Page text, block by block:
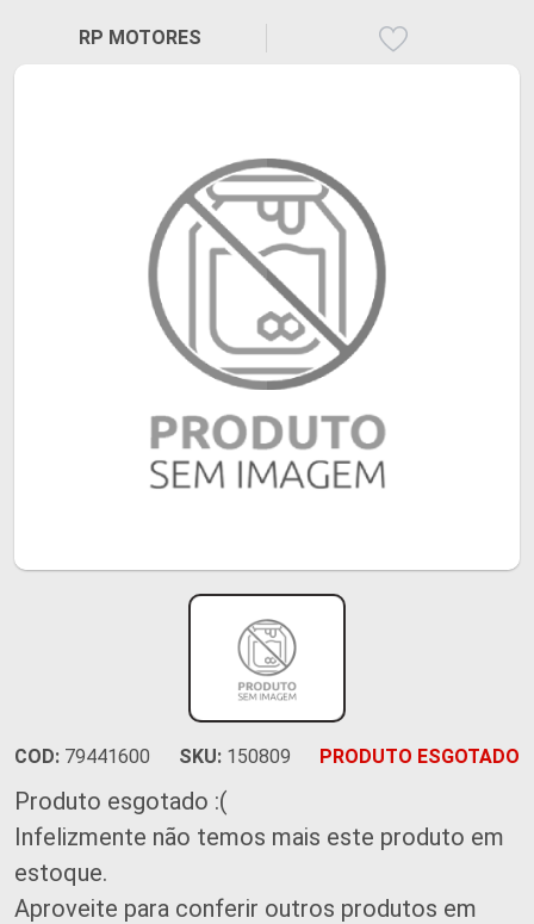
RP MOTORES
COD: 79441600 SKU: 150809 PRODUTO ESGOTADO
Produto esgotado :(
Infelizmente não temos mais este produto em
estoque.
Aproveite para conferir outros produtos em